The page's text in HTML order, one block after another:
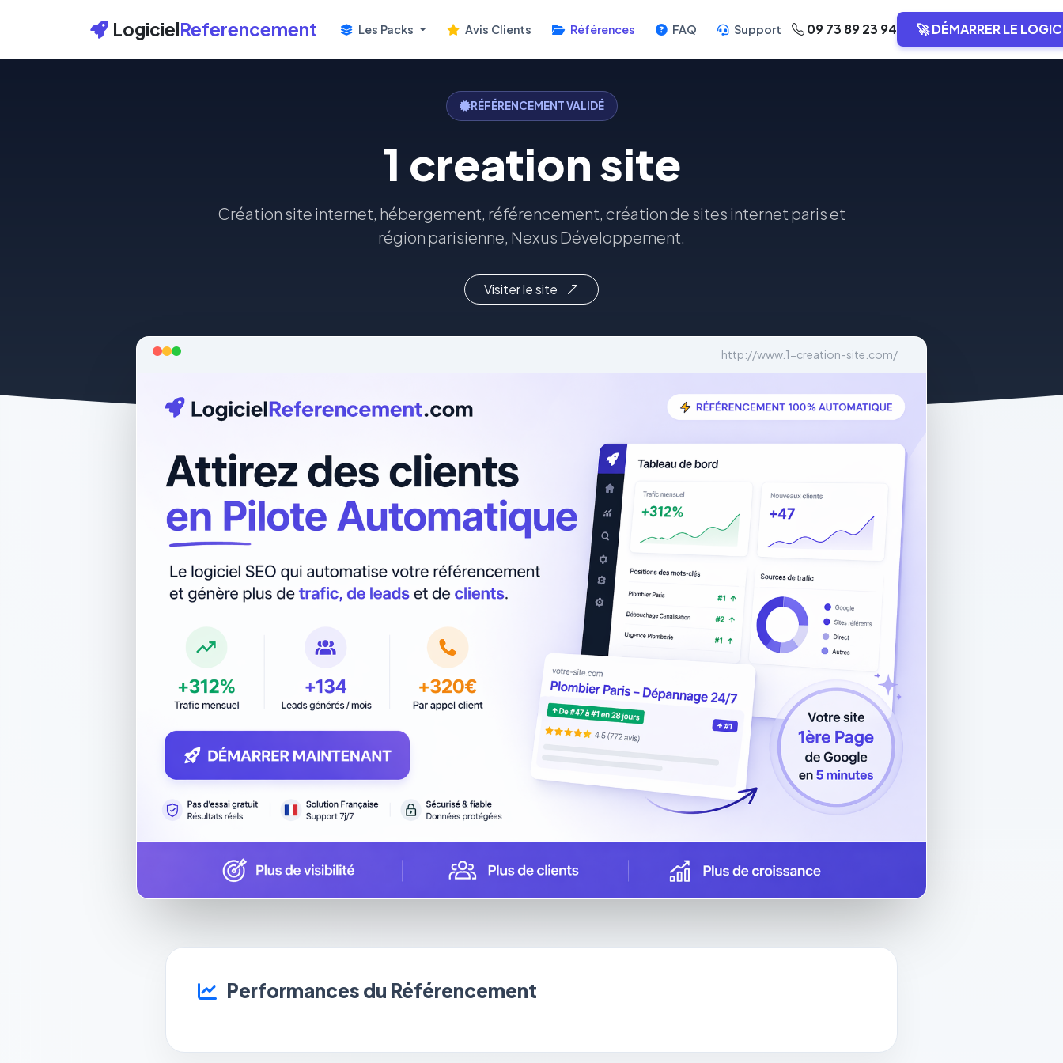
LogicielReferencement Les Packs Avis Clients Références FAQ Support 09 73 89 23 94 🚀 DÉMARRER LE
RÉFÉRENCEMENT VALIDÉ
1 creation site
Création site internet, hébergement, référencement, création de sites internet paris et
région parisienne, Nexus Développement.
Visiter le site
http://www.1-creation-site.com/
Performances du Référencement